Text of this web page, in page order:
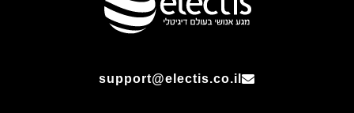
support@electis.co.il